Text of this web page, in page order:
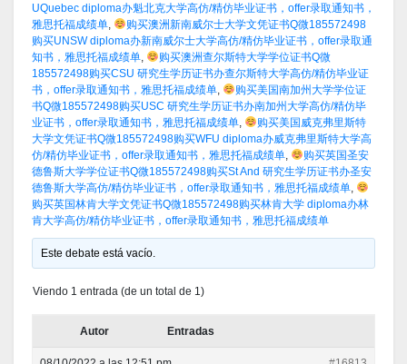
UQuebec diploma办魁北克大学高仿/精仿毕业证书，offer录取通知书，
雅思托福成绩单,
购买澳洲新南威尔士大学文凭证书Q微185572498
购买UNSW diploma办新南威尔士大学高仿/精仿毕业证书，offer录取通
知书，雅思托福成绩单,
购买澳洲查尔斯特大学学位证书Q微
185572498购买CSU 研究生学历证书办查尔斯特大学高仿/精仿毕业证
书，offer录取通知书，雅思托福成绩单,
购买美国南加州大学学位证
书Q微185572498购买USC 研究生学历证书办南加州大学高仿/精仿毕
业证书，offer录取通知书，雅思托福成绩单,
购买美国威克弗里斯特
大学文凭证书Q微185572498购买WFU diploma办威克弗里斯特大学高
仿/精仿毕业证书，offer录取通知书，雅思托福成绩单,
购买英国圣安
德鲁斯大学学位证书Q微185572498购买St And 研究生学历证书办圣安
德鲁斯大学高仿/精仿毕业证书，offer录取通知书，雅思托福成绩单,
购买英国林肯大学文凭证书Q微185572498购买林肯大学 diploma办林
肯大学高仿/精仿毕业证书，offer录取通知书，雅思托福成绩单
Este debate está vacío.
Viendo 1 entrada (de un total de 1)
Autor Entradas